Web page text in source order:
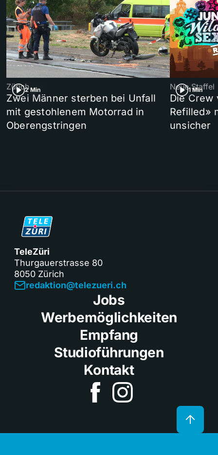
2 Min
Zürich
Zwei Männer sterben bei Unfall
mit gestohlenem Motorrad in
Oberengstringen
1 Min
Neue Staffel
Die Crew
Refilled»
unsicher
TeleZüri
Thurgauerstrasse 80
8050 Zürich
redaktion@telezueri.ch
Jobs
Werbemöglichkeiten
Empfang
Studioführungen
Kontakt